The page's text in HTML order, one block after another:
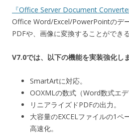
『Office Server Document Converter
Office Word/Excel/PowerPointのデ
PDFや、画像に変換することができ
V7.0では、以下の機能を実装強化し
SmartArtに対応。
OOXMLの数式（Word数式エデ
リニアライズドPDFの出力。
大容量のEXCELファイルの1ペ
高速化。